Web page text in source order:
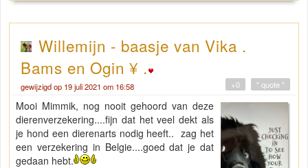
Willemijn - baasje van Vika .
Bams en Ogin ¥ .
gewijzigd op 19 juli 2021 om 16:58 " quote "
+0
Mooi Mimmik, nog nooit gehoord van deze
dierenverzekering....fijn dat het veel dekt als
je hond een dierenarts nodig heeft.. zag het
een verzekering in Belgie....goed dat je dat
gedaan hebt.